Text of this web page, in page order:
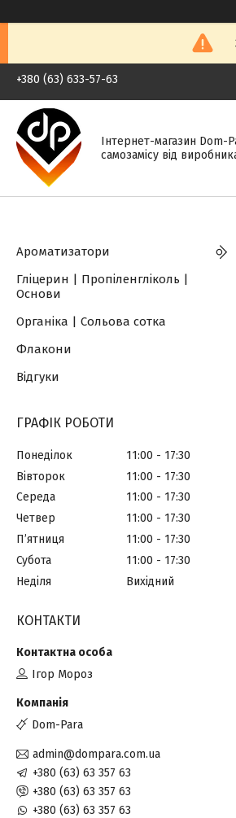
+380 (63) 633-57-63
Інтернет-магазин Dom-
самозамісу від
Ароматизатори
Гліцерин | Пропіленгліколь |
Основи
Органіка | Сольова сотка
Флакони
Відгуки
ГРАФІК РОБОТИ
Понеділок 11:00
17:30
Вівторок
11:00
17:30
Середа
11:00
17:30
Четвер
11:00
17:30
Пʼятниця
11:00
17:30
Субота
11:00
17:30
Неділя
Вихідний
КОНТАКТИ
Ігор Мороз
Dom-Para
admin@dompara.com.ua
+380 (63) 63 357 63
+380 (63) 63 357 63
+380 (63) 63 357 63